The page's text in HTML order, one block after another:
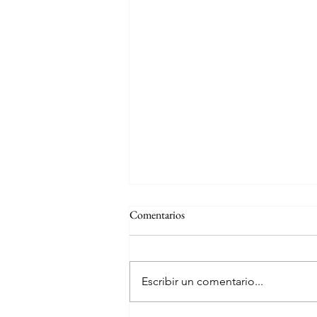
BaruchMx, cronista virtual
Comentarios
Escribir un comentario...